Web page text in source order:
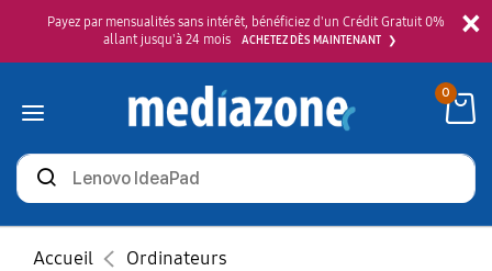
×
Payez par mensualités sans intérêt, bénéficiez d'un Crédit Gratuit 0%
allant jusqu'à 24 mois
ACHETEZ DÈS MAINTENANT
Rechercher
des
produits
0
Accueil Ordinateurs